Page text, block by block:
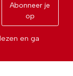
Abonneer je
op
en ga